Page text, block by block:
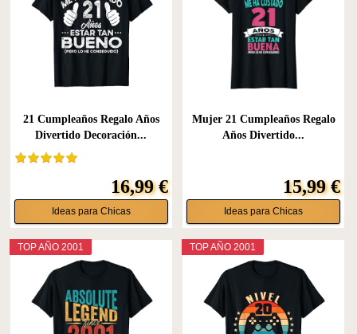
21 Cumpleaños Regalo Años
Divertido Decoración...
16,99 €
Ideas para Chicas
Mujer 21 Cumpleaños Regalo
Años Divertido...
15,99 €
Ideas para Chicas
TOP AÑO 2001 TOP AÑO 2001